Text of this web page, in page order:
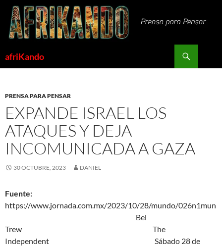
Saltar
contenido
afriKando
PRENSA PARA PENSAR
EXPANDE ISRAEL LOS
ATAQUES Y DEJA
INCOMUNICADA A GAZA
30 OCTUBRE, 2023 DANIEL
Fuente:
https://www.jornada.com.mx/2023/10/28/mundo/026n1mun
Bel
Trew The
Independent Sábado 28 de